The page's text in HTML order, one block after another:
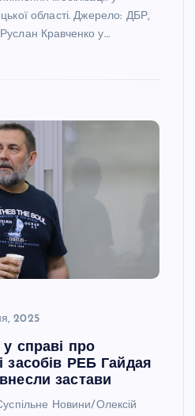
області. Джерело: ДБР,
Кравченко у…
2025
справі про
засобів РЕБ Гайдая
застави
Новини/Олексій